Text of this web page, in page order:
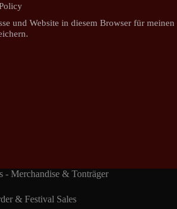
und Website in diesem Browser für meinen
- Merchandise & Tonträger
& Festival Sales